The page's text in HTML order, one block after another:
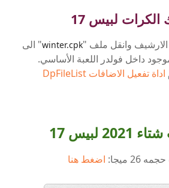
لبيس 17
winter.cpk" الى
اداة تفعيل الاضافات DpFileList
لبيس 17
ميجا: اضغط هنا